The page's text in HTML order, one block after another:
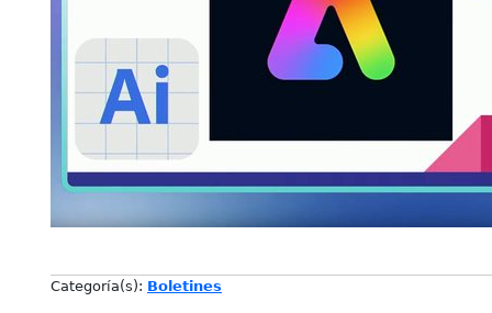
Categoría(s): Boletines